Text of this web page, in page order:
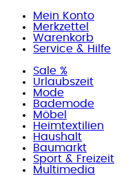
Mein Konto
Merkzettel
Warenkorb
Service & Hilfe
Sale %
Urlaubszeit
Mode
Bademode
Möbel
Heimtextilien
Haushalt
Baumarkt
Sport & Freizeit
Multimedia